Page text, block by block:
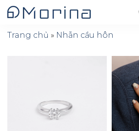
Trang chủ » Nhẫn cầu hôn